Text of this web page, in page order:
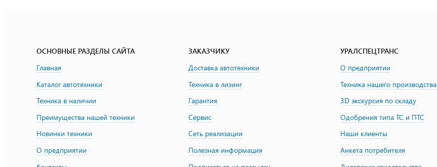
ОСНОВНЫЕ РАЗДЕЛЫ САЙТА
Главная
Каталог автотехники
Техника в наличии
Преимущества нашей техники
Новинки техники
О предприятии
ЗАКАЗЧИКУ
Доставка автотехники
Техника в лизинг
Гарантия
Сервис
Сеть реализации
Полезная информация
УРАЛСПЕЦТРАНС
О предприятии
Техника нашего производства
3D экскурсия по складу
Одобрения типа ТС и ПТС
Наши клиенты
Анкета потребителя